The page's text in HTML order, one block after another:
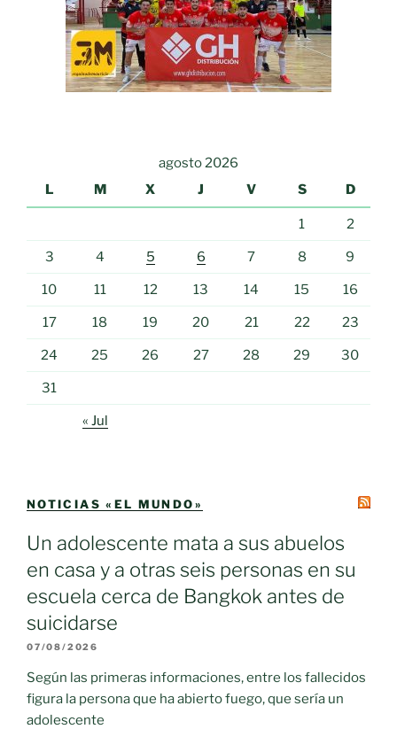
agosto 2026
L
M X J V S D
1 2
3 4 5 6 7 8 9
10 11 12 13 14 15 16
17 18 19 20 21 22 23
24 25 26 27 28 29 30
31
« Jul
NOTICIAS «EL MUNDO»
Un adolescente mata a sus abuelos
en casa y a otras seis personas en su
escuela cerca de Bangkok antes de
suicidarse
07/08/2026
Según las primeras informaciones, entre los fallecidos
figura la persona que ha abierto fuego, que sería un
adolescente